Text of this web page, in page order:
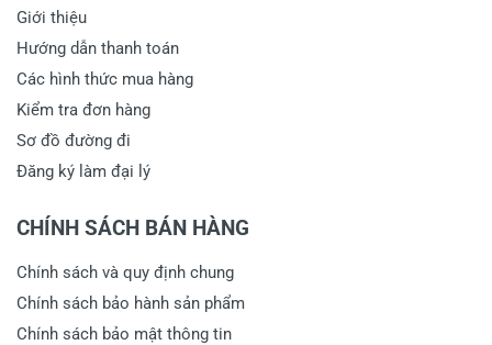
Giới thiệu
Hướng dẫn thanh toán
Các hình thức mua hàng
Kiểm tra đơn hàng
Sơ đồ đường đi
Đăng ký làm đại lý
CHÍNH SÁCH BÁN HÀNG
Chính sách và quy định chung
Chính sách bảo hành sản phẩm
Chính sách bảo mật thông tin